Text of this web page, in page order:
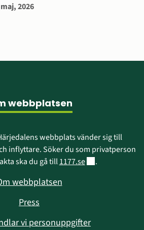
2026
webbplatsen
webbplats vänder sig till
inflyttare. Söker du som privatperson
ska du gå till 1177.seLänk till annan
.
webbplatsen
Press
vi personuppgifter